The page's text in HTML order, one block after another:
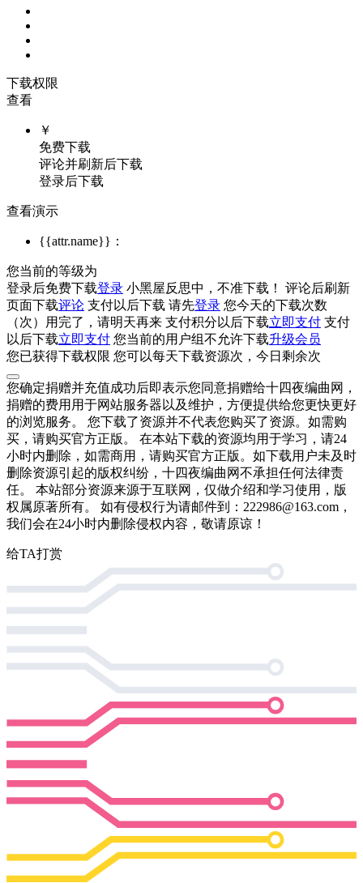
下载权限
查看
￥
免费下载
评论并刷新后下载
登录后下载
查看演示
{{attr.name}}：
您当前的等级为
登录后免费下载登录 小黑屋反思中，不准下载！ 评论后刷新
页面下载评论 支付以后下载 请先登录 您今天的下载次数
（次）用完了，请明天再来 支付积分 以后下载立即支付 支付
以后下载立即支付 您当前的用户组不允许下载升级会员
您已获得下载权限 您可以每天下载资源次，今日剩余次
您确定捐赠并充值成功后即表示您同意捐赠给十四夜编曲网，
捐赠的费用用于网站服务器以及维护，方便提供给您更快更好
的浏览服务。 您下载了资源并不代表您购买了资源。如需购
买，请购买官方正版。 在本站下载的资源均用于学习，请24
小时内删除，如需商用，请购买官方正版。如下载用户未及时
删除资源引起的版权纠纷，十四夜编曲网不承担任何法律责
任。 本站部分资源来源于互联网，仅做介绍和学习使用，版
权属原著所有。 如有侵权行为请邮件到：222986@163.com，
我们会在24小时内删除侵权内容，敬请原谅！
给TA打赏